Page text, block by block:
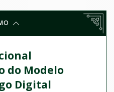
do Modelo
Digital